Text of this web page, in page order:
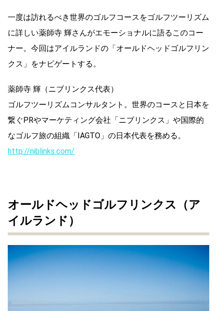
一度は訪れるべき世界のゴルフコースをゴルフツーリズム
に詳しい薬師寺 輝さんがエモーショナルに語るこのコー
ナー。今回はアイルランドの「オールドヘッドゴルフリン
クス」をナビゲートする。
薬師寺 輝（ニブリンクス代表）
ゴルフツーリズムコンサルタント。世界のコースと日本を
繋ぐPRやマーケティング会社「ニブリンクス」や国際的
なゴルフ旅の組織「IAGTO」の日本代表を務める。
http://niblinks.com/
オールドヘッドゴルフリンクス（ア
イルランド）